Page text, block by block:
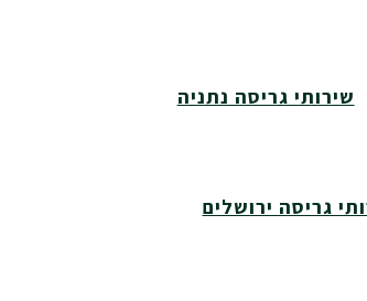
שירותי גריסה נתניה
גריסה ירושלים